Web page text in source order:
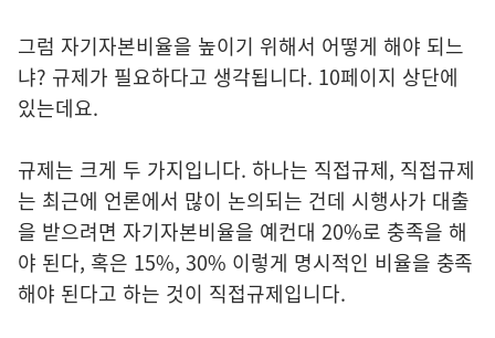
그럼 자기자본비율을 높이기 위해서 어떻게 해야 되느
냐? 규제가 필요하다고 생각됩니다. 10페이지 상단에
있는데요.
규제는 크게 두 가지입니다. 하나는 직접규제, 직접규제
는 최근에 언론에서 많이 논의되는 건데 시행사가 대출
을 받으려면 자기자본비율을 예컨대 20%로 충족을 해
야 된다, 혹은 15%, 30% 이렇게 명시적인 비율을 충족
해야 된다고 하는 것이 직접규제입니다.